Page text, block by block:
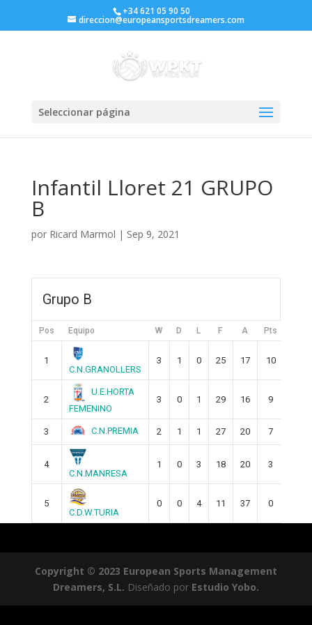
+34 621 05 90 50
direccion@europeansportsdreamers.com
Seleccionar página
Infantil Lloret 21 GRUPO
B
por Ricard Marmol | Sep 9, 2021
Grupo B
Pos Equipo W D L F A Pts
1
C.N.GRANOLLERS
3 1 0 25 17 10
2
U.E.HORTA
FEMENINO
3 0 1 29 16 9
3 C.N.PREMIA 2 1 1 27 20 7
4
C.N.MANRESA
1 0 3 18 20 3
5
C.D.W.TURIA
0 0 4 11 37 0
Copyright © 2023 European Sports Management
Dreamers, S.L. Diseñado por Estudio Yobo.